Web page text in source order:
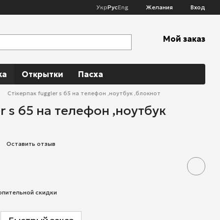
УкрРусEng Желания Вход
Мой заказ
Открытки Пасха
Стікерпак fuggler s 65 на телефон ,ноутбук ,блокнот
s 65 на телефон ,ноутбук
Оставить отзыв
скидки